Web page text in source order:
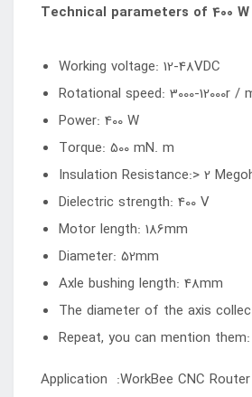
Technical parameters of 400
Working voltage: 12-48VDC
Rotational speed: 3000-12000r /
Power: 400 W
Torque: 500 mN. m
Insulation Resistance:> 2
Dielectric strength: 400 V
Motor length: 186mm
Diameter: 52mm
Axle bushing length: 48mm
The diameter of the axis
Repeat, you can mention them:
Application :WorkBee CNC